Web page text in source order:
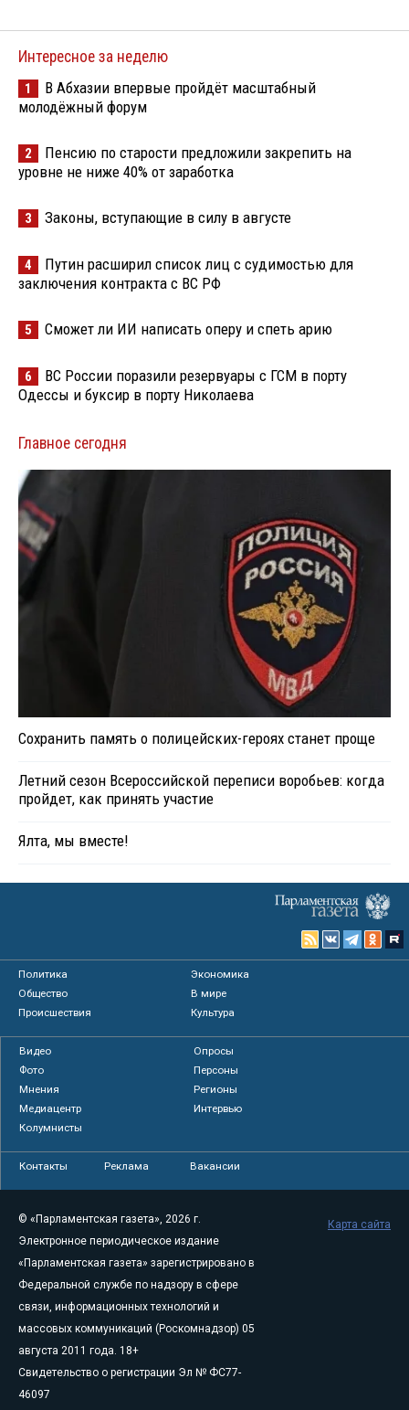
Интересное за неделю
1
В Абхазии впервые пройдёт масштабный
молодёжный форум
2
Пенсию по старости предложили закрепить на
уровне не ниже 40% от заработка
3 Законы, вступающие в силу в августе
4
Путин расширил список лиц с судимостью для
заключения контракта с ВС РФ
5 Сможет ли ИИ написать оперу и спеть арию
6
ВС России поразили резервуары с ГСМ в порту
Одессы и буксир в порту Николаева
Главное сегодня
Сохранить память о полицейских-героях станет проще
Летний сезон Всероссийской переписи воробьев: когда
пройдет, как принять участие
Ялта, мы вместе!
Политика
Экономика
Общество
В мире
Происшествия
Культура
Видео
Опросы
Фото
Персоны
Мнения
Регионы
Медиацентр
Интервью
Колумнисты
Контакты Реклама Вакансии
© «Парламентская газета», 2026 г.
Электронное периодическое издание
«Парламентская газета» зарегистрировано в
Федеральной службе по надзору в сфере
связи, информационных технологий и
массовых коммуникаций (Роскомнадзор) 05
августа 2011 года. 18+
Свидетельство о регистрации Эл № ФС77-
46097
Карта сайта